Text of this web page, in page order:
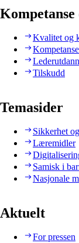
Kvalitet og
Tilskudd
Temasider
Sikkerhet
Læremidler
Samisk i
Nasjonale
Aktuelt
For pressen